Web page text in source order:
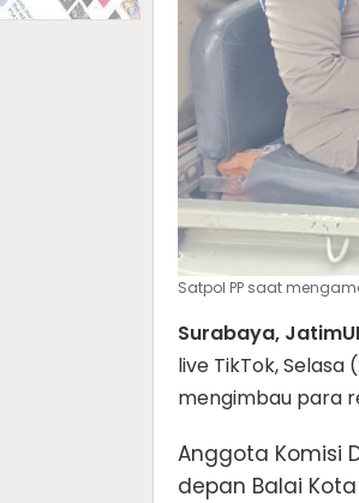
Satpol PP saat
Surabaya,
live TikTok, Selasa
mengimbau para
Anggota Komisi
depan Balai